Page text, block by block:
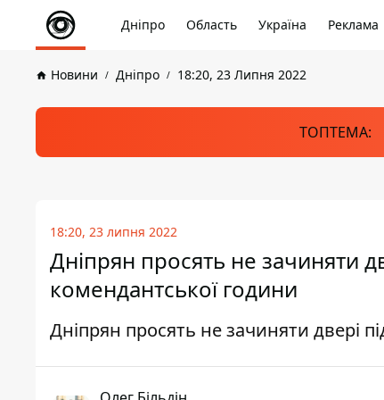
Дніпро Область Україна Реклама
Новини Дніпро 18:20, 23 Липня 2022
ТОПТЕМА:
18:20, 23 липня 2022
Дніпрян просять не зачиняти
комендантської години
Дніпрян просять не зачиняти двері